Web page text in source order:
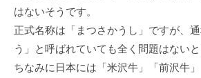
はないそうです。
正式名称は「まつさかうし」ですが、
う」と呼ばれていても全く問題はないと
ちなみに日本には「米沢牛」「前沢牛